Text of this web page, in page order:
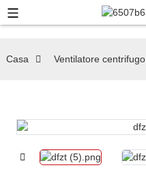
Casa Ventilatore centrifugo